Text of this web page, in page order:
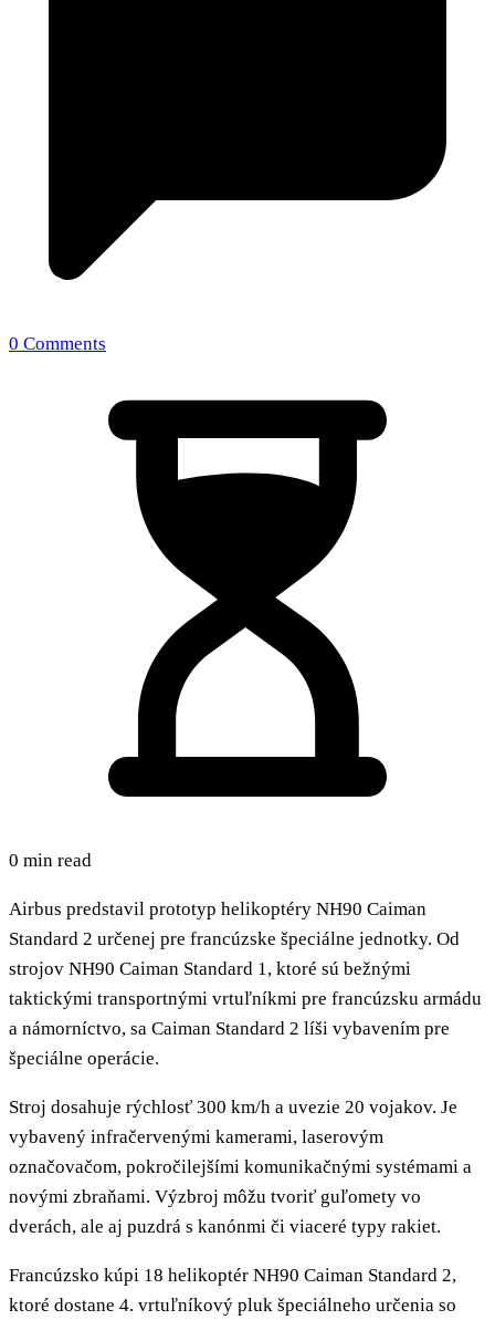
0 Comments
0 min read
Airbus predstavil prototyp helikoptéry NH90 Caiman
Standard 2 určenej pre francúzske špeciálne jednotky. Od
strojov NH90 Caiman Standard 1, ktoré sú bežnými
taktickými transportnými vrtuľníkmi pre francúzsku armádu
a námorníctvo, sa Caiman Standard 2 líši vybavením pre
špeciálne operácie.
Stroj dosahuje rýchlosť 300 km/h a uvezie 20 vojakov. Je
vybavený infračervenými kamerami, laserovým
označovačom, pokročilejšími komunikačnými systémami a
novými zbraňami. Výzbroj môžu tvoriť guľomety vo
dverách, ale aj puzdrá s kanónmi či viaceré typy rakiet.
Francúzsko kúpi 18 helikoptér NH90 Caiman Standard 2,
ktoré dostane 4. vrtuľníkový pluk špeciálneho určenia so